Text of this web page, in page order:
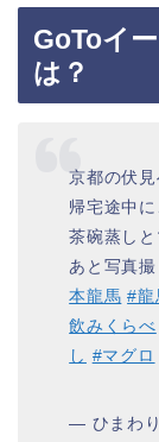
GoToイ
は？
京都の伏見
帰宅途中
茶碗蒸し
あと写真
本龍馬 #龍
飲みくらべ
し #マグロ
— ひまわ